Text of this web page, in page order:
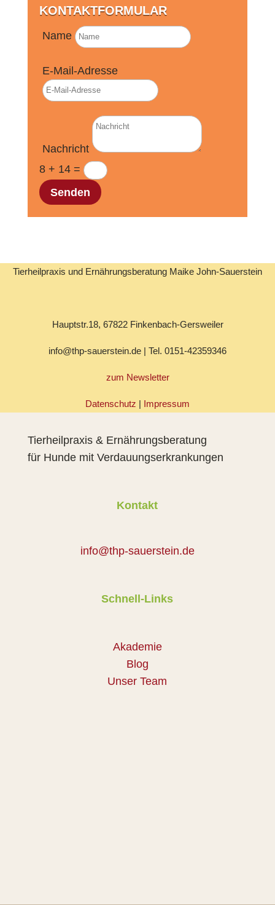
KONTAKTFORMULAR
Name
E-Mail-Adresse
Nachricht
8 + 14=
Senden
Tierheilpraxis und Ernährungsberatung Maike John-Sauerstein
Hauptstr.18, 67822 Finkenbach-Gersweiler
info@thp-sauerstein.de | Tel. 0151-42359346
zum Newsletter
Datenschutz | Impressum
Tierheilpraxis & Ernährungsberatung
für Hunde mit Verdauungserkrankungen
Kontakt
info@thp-sauerstein.de
Schnell-Links
Akademie
Blog
Unser Team